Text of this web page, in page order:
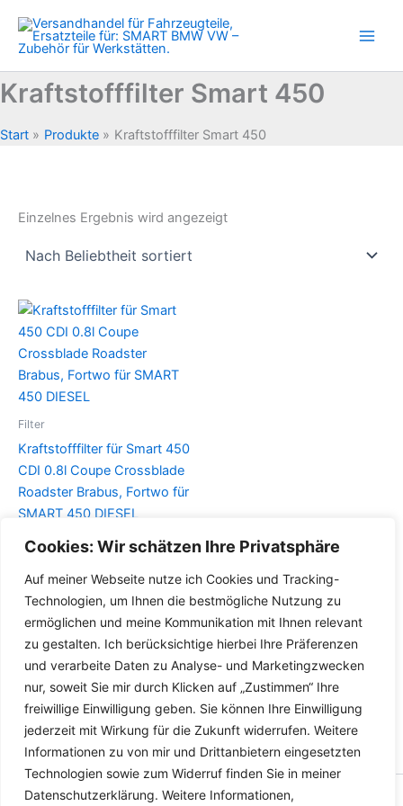
Cookies: Wir schätzen Ihre Privatsphäre
Auf meiner Webseite nutze ich Cookies und Tracking-
Technologien, um Ihnen die bestmögliche Nutzung zu
ermöglichen und meine Kommunikation mit Ihnen relevant
zu gestalten. Ich berücksichtige hierbei Ihre Präferenzen
und verarbeite Daten zu Analyse- und Marketingzwecken
nur, soweit Sie mir durch Klicken auf „Zustimmen“ Ihre
freiwillige Einwilligung geben. Sie können Ihre Einwilligung
jederzeit mit Wirkung für die Zukunft widerrufen. Weitere
Informationen zu von mir und Drittanbietern eingesetzten
Technologien sowie zum Widerruf finden Sie in meiner
Datenschutzerklärung. Weitere Informationen,
Inhalt
springen
Kraftstofffilter Smart 450
Start Produkte Kraftstofffilter Smart 450
Einzelnes Ergebnis wird angezeigt
Filter
Kraftstofffilter für Smart 450
CDI 0.8l Coupe Crossblade
Roadster Brabus, Fortwo für
SMART 450 DIESEL
Details